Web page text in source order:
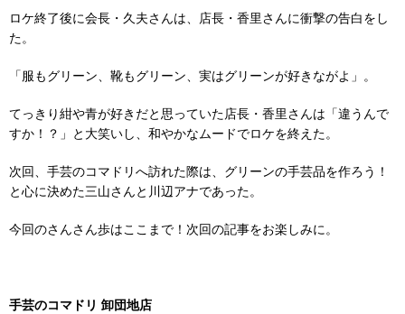
ロケ終了後に会長・久夫さんは、店長・香里さんに衝撃の告白をし
た。
「服もグリーン、靴もグリーン、実はグリーンが好きながよ」。
てっきり紺や青が好きだと思っていた店長・香里さんは「違うんで
すか！？」と大笑いし、和やかなムードでロケを終えた。
次回、手芸のコマドリへ訪れた際は、グリーンの手芸品を作ろう！
と心に決めた三山さんと川辺アナであった。
今回のさんさん歩はここまで！次回の記事をお楽しみに。
手芸のコマドリ 卸団地店